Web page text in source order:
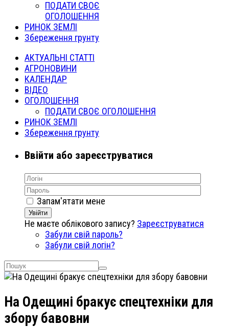
ПОДАТИ СВОЄ
ОГОЛОШЕННЯ
РИНОК ЗЕМЛІ
Збереження грунту
АКТУАЛЬНІ СТАТТІ
АГРОНОВИНИ
КАЛЕНДАР
ВІДЕО
ОГОЛОШЕННЯ
ПОДАТИ СВОЄ ОГОЛОШЕННЯ
РИНОК ЗЕМЛІ
Збереження грунту
Ввійти або зареєструватися
Запам'ятати мене
Увійти
Не маєте облікового запису? Зареєструватися
Забули свій пароль?
Забули свій логін?
На Одещині бракує спецтехніки для
збору бавовни